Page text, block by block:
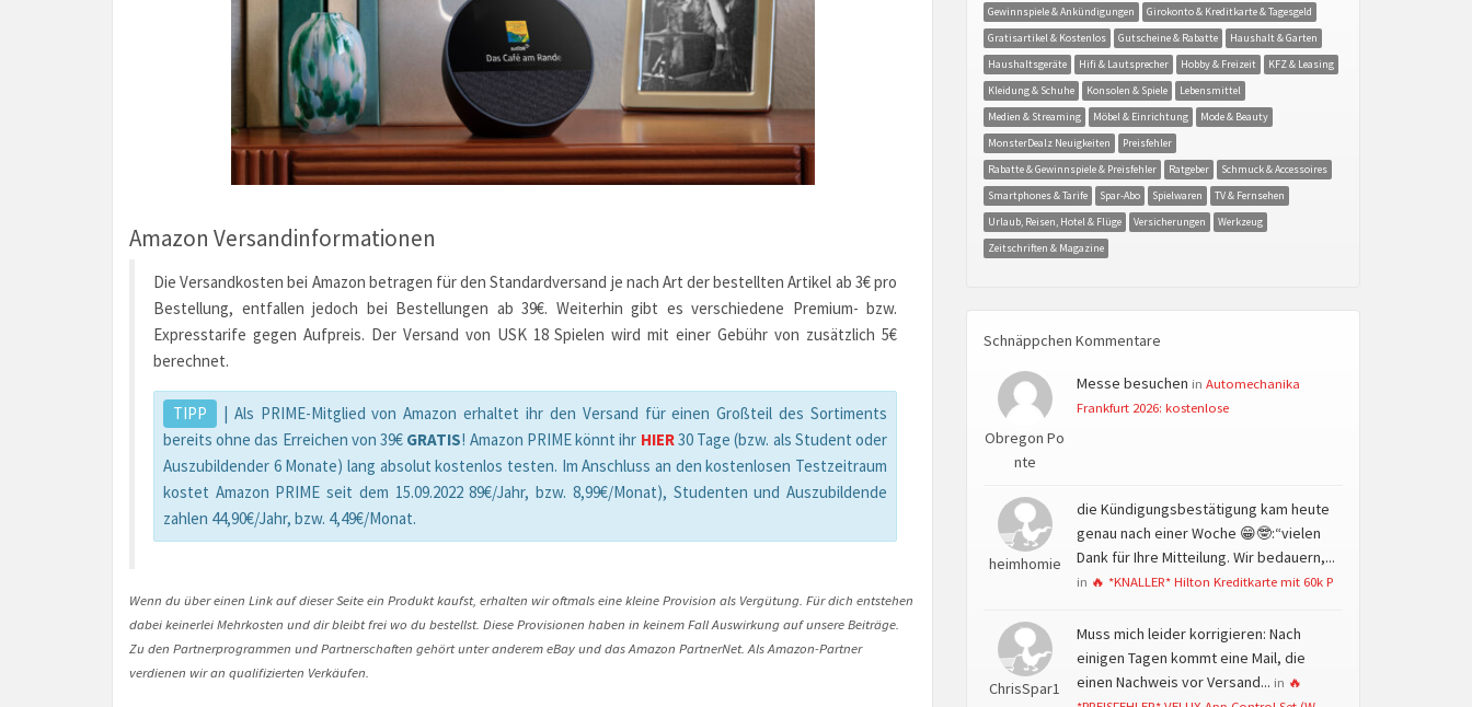
Amazon Versandinformationen
Die Versandkosten bei Amazon betragen für den Standardversand je nach Art der bestellten Artikel ab 3€ pro
Bestellung, entfallen jedoch bei Bestellungen ab 39€. Weiterhin gibt es verschiedene Premium- bzw.
Expresstarife gegen Aufpreis. Der Versand von USK 18 Spielen wird mit einer Gebühr von zusätzlich 5€
berechnet.
TIPP
| Als PRIME-Mitglied von Amazon erhaltet ihr den Versand für einen Großteil des Sortiments
bereits ohne das Erreichen von 39€ GRATIS! Amazon PRIME könnt ihr HIER30 Tage (bzw. als Student oder
Auszubildender 6 Monate) lang absolut kostenlos testen. Im Anschluss an den kostenlosen Testzeitraum
kostet Amazon PRIME seit dem 15.09.2022 89€/Jahr, bzw. 8,99€/Monat), Studenten und Auszubildende
zahlen 44,90€/Jahr, bzw. 4,49€/Monat.
Wenn du über einen Link auf dieser Seite ein Produkt kaufst, erhalten wir oftmals eine kleine Provision als Vergütung. Für dich entstehen
dabei keinerlei Mehrkosten und dir bleibt frei wo du bestellst. Diese Provisionen haben in keinem Fall Auswirkung auf unsere Beiträge.
Zu den Partnerprogrammen und Partnerschaften gehört unter anderem eBay und das Amazon PartnerNet. Als Amazon-Partner
verdienen wir an qualifizierten Verkäufen.
Gewinnspiele & Ankündigungen
Girokonto & Kreditkarte & Tagesgeld
Gratisartikel & Kostenlos
Gutscheine & Rabatte
Haushalt & Garten
Haushaltsgeräte
Hifi & Lautsprecher Hobby & Freizeit
KFZ & Leasing
Kleidung & Schuhe
Konsolen & Spiele
Lebensmittel
Medien & Streaming
Möbel & Einrichtung
Mode & Beauty
MonsterDealz Neuigkeiten
Preisfehler
Rabatte & Gewinnspiele & Preisfehler
Ratgeber
Schmuck & Accessoires
Smartphones & Tarife
Spar-Abo Spielwaren
TV & Fernsehen
Urlaub, Reisen, Hotel & Flüge
Versicherungen
Werkzeug
Zeitschriften & Magazine
Schnäppchen Kommentare
Obregon Po
nte
Messe besuchen in Automechanika
Frankfurt 2026: kostenlose
heimhomie
die Kündigungsbestätigung kam heute
genau nach einer Woche 😁🤓:“vielen
Dank für Ihre Mitteilung. Wir bedauern,...
in 🔥 *KNALLER* Hilton Kreditkarte mit 60k P
ChrisSpar1
Muss mich leider korrigieren: Nach
einigen Tagen kommt eine Mail, die
einen Nachweis vor Versand... in 🔥